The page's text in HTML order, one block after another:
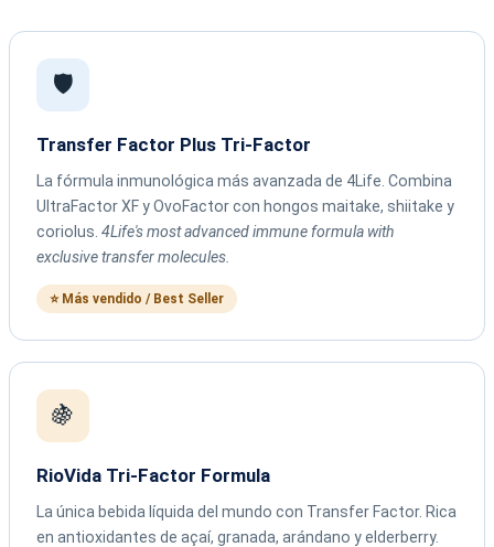
🛡️
Transfer Factor Plus Tri-Factor
La fórmula inmunológica más avanzada de 4Life. Combina
UltraFactor XF y OvoFactor con hongos maitake, shiitake y
coriolus. 4Life's most advanced immune formula with
exclusive transfer molecules.
⭐ Más vendido / Best Seller
🍇
RioVida Tri-Factor Formula
La única bebida líquida del mundo con Transfer Factor. Rica
en antioxidantes de açaí, granada, arándano y elderberry.